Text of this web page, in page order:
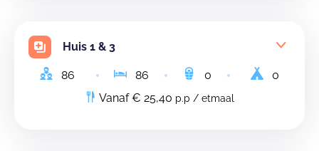
Huis 1 & 3
86 86 0
0
Vanaf € 25,40 p.p / etmaal